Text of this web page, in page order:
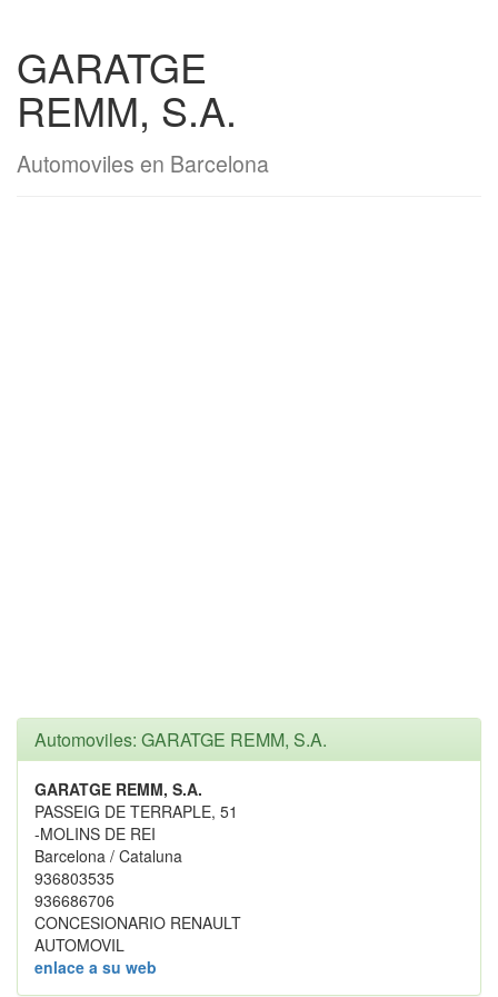
GARATGE
REMM, S.A.
Automoviles en Barcelona
Automoviles: GARATGE REMM, S.A.
GARATGE REMM, S.A.
PASSEIG DE TERRAPLE, 51
-MOLINS DE REI
Barcelona / Cataluna
936803535
936686706
CONCESIONARIO RENAULT
AUTOMOVIL
enlace a su web